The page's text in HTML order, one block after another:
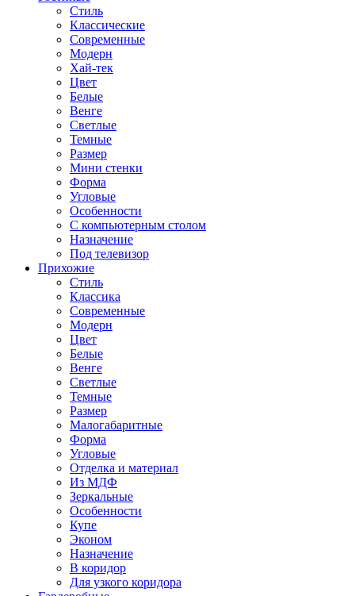
Стиль
Классические
Современные
Модерн
Хай-тек
Цвет
Белые
Венге
Светлые
Темные
Размер
Мини стенки
Форма
Угловые
Особенности
С компьютерным столом
Назначение
Под телевизор
Прихожие
Стиль
Классика
Современные
Модерн
Цвет
Белые
Венге
Светлые
Темные
Размер
Малогабаритные
Форма
Угловые
Отделка и материал
Из МДФ
Зеркальные
Особенности
Купе
Эконом
Назначение
В коридор
Для узкого коридора